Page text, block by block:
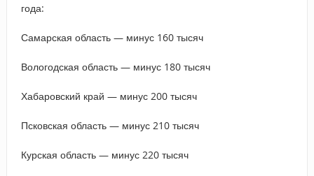
года:
Самарская область — минус 160 тысяч
Вологодская область — минус 180 тысяч
Хабаровский край — минус 200 тысяч
Псковская область — минус 210 тысяч
Курская область — минус 220 тысяч